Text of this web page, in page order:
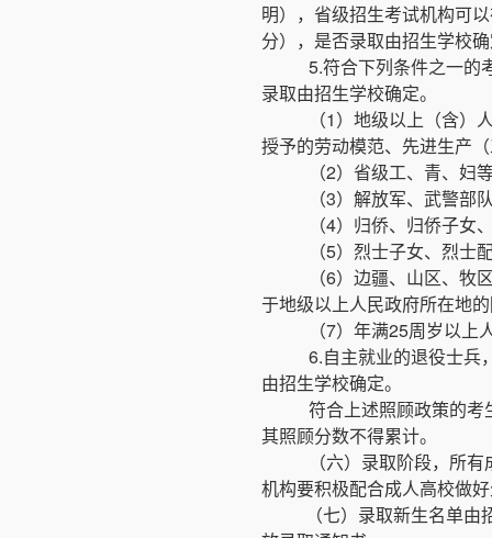
明），省级招生考试机构可
分），是否录取由招生学校
5.符合下列条件之一的
录取由招生学校确定。
（1）地级以上（含
授予的劳动模范、先进生产
（2）省级工、青、妇
（3）解放军、武警
（4）归侨、归侨子女
（5）烈士子女、烈士
（6）边疆、山区、
于地级以上人民政府所在地
（7）年满25周岁以上
6.自主就业的退役士兵
由招生学校确定。
符合上述照顾政策的
其照顾分数不得累计。
（六）录取阶段，所
机构要积极配合成人高校做
（七）录取新生名单